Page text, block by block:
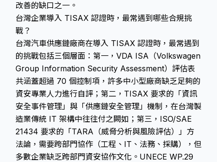
改善的缺口之一。
台灣企業導入 TISAX 認證時，最常遇到哪些合規挑
戰？
台灣汽車供應鏈廠商在導入 TISAX 認證時，最常遇到
的挑戰包括三個層面：第一，VDA ISA（Volkswagen
Group Information Security Assessment）評估表
共涵蓋超過 70 個控制項，許多中小型廠商缺乏足夠的
資安專業人力進行自評；第二，TISAX 要求的「資訊
安全事件管理」與「供應鏈安全管理」機制，在台灣製
造業傳統 IT 架構中往往付之闕如；第三，ISO/SAE
21434 要求的「TARA（威脅分析與風險評估）」方
法論，需要跨部門協作（工程、IT、法務、採購），但
多數企業缺乏跨部門資安協作文化。UNECE WP.29